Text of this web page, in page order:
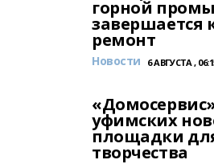
горной
завершается
ремонт
Новости 6 АВГУСТА ,
уфимских
площадки
творчества